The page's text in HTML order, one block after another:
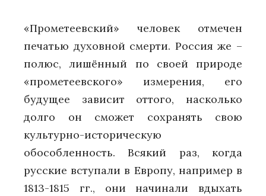
«Прометеевский» человек отмечен
печатью духовной смерти. Россия же –
полюс, лишённый по своей природе
«прометеевского» измерения, его
будущее зависит оттого, насколько
долго он сможет сохранять свою
культурно-историческую
обособленность. Всякий раз, когда
русские вступали в Европу, например в
1813-1815 гг., они начинали вдыхать